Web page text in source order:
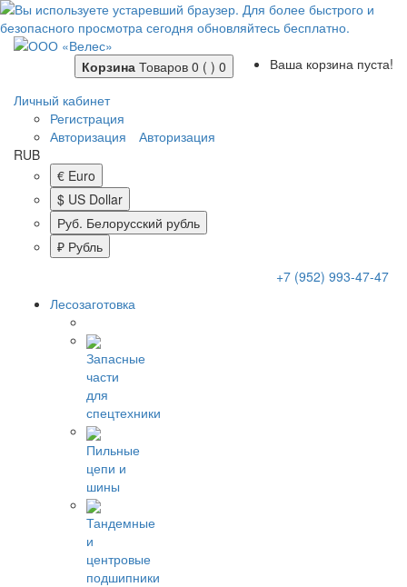
Корзина Товаров 0 ( ) 0
Ваша корзина пуста!
Личный кабинет
Регистрация
Авторизация
Авторизация
RUB
€ Euro
$ US Dollar
Руб. Белорусский рубль
₽ Рубль
+7 (952) 993-47-47
Лесозаготовка
Запасные
части
для
спецтехники
Пильные
цепи и
шины
Тандемные
и
центровые
подшипники